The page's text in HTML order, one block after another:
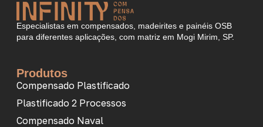
Especialistas em compensados, madeirites e painéis OSB
para diferentes aplicações, com matriz em Mogi Mirim, SP.
Produtos
Compensado Plastificado
Plastificado 2 Processos
Compensado Naval